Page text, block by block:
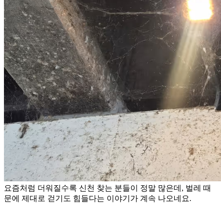
요즘처럼 더워질수록 신천 찾는 분들이 정말 많은데, 벌레 때
문에 제대로 걷기도 힘들다는 이야기가 계속 나오네요.